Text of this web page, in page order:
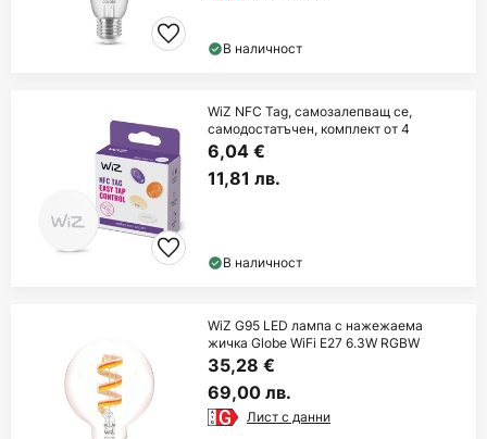
В наличност
WiZ NFC Tag, самозалепващ се,
самодостатъчен, комплект от 4
6,04 €
11,81 лв.
В наличност
WiZ G95 LED лампа с нажежаема
жичка Globe WiFi E27 6.3W RGBW
35,28 €
69,00 лв.
Лист с данни